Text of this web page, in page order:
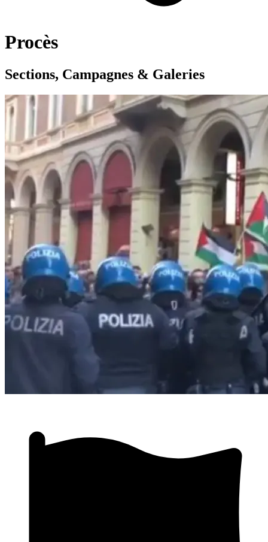
Procès
Sections, Campagnes & Galeries